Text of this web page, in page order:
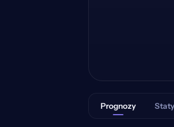
Prognozy